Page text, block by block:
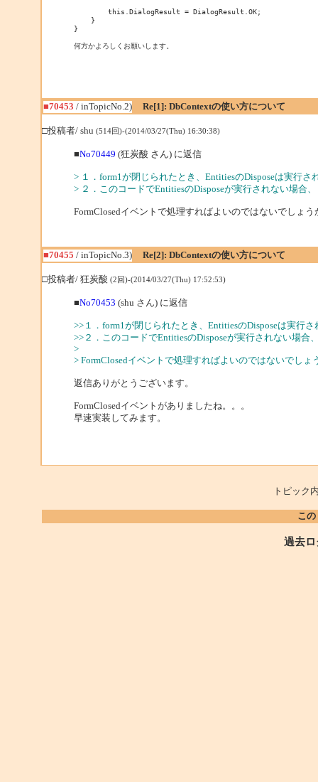
        this.DialogResult = DialogResult.OK;
    }
}
何方かよろしくお願いします。
■70453 / inTopicNo.2) Re[1]: DbContextの使い方について
□投稿者/ shu (514回)-(2014/03/27(Thu) 16:30:38)
■No70449 (狂炭酸 さん) に返信
> １．form1が閉じられたとき、EntitiesのDisposeは実行さ
> ２．このコードでEntitiesのDisposeが実行されない場合
FormClosedイベントで処理すればよいのではないでしょう
■70455 / inTopicNo.3) Re[2]: DbContextの使い方について
□投稿者/ 狂炭酸 (2回)-(2014/03/27(Thu) 17:52:53)
■No70453 (shu さん) に返信
>>１．form1が閉じられたとき、EntitiesのDisposeは実行
>>２．このコードでEntitiesのDisposeが実行されない場合
>
> FormClosedイベントで処理すればよいのではないでしょ
返信ありがとうございます。
FormClosedイベントがありましたね。。。
早速実装してみます。
トピッ
こ
過去